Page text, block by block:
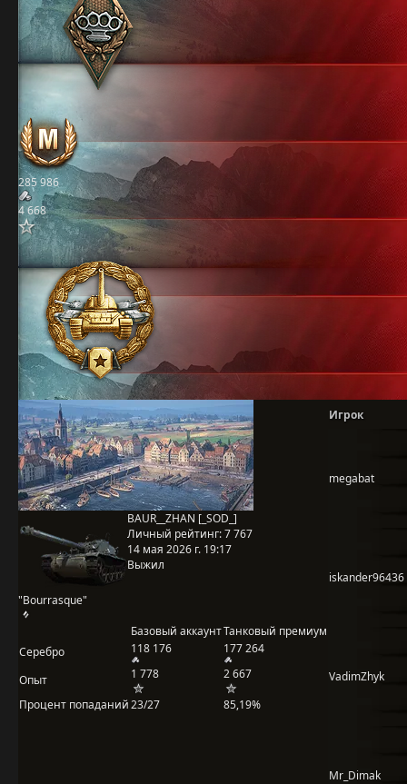
285 986
4 668
"Bourrasque"
BAUR__ZHAN [_SOD_]
Личный рейтинг:7 767
14 мая 2026 г. 19:17
Выжил
Базовый аккаунтТанковый премиум
Серебро
118 176 177 264
Опыт 1 778
2 667
Процент попаданий23/27 85,19%
Игрок
megabat
iskander96436
VadimZhyk
Mr_Dimak